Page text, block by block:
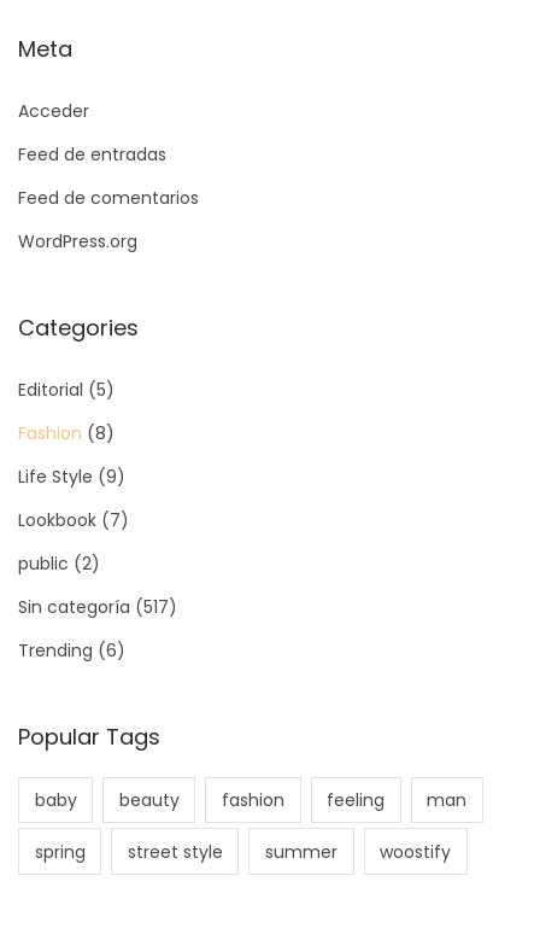
Meta
Acceder
Feed de entradas
Feed de comentarios
WordPress.org
Categories
Editorial (5)
Fashion (8)
Life Style (9)
Lookbook (7)
public (2)
Sin categoría (517)
Trending (6)
Popular Tags
baby beauty fashion feeling man
spring street style summer woostify